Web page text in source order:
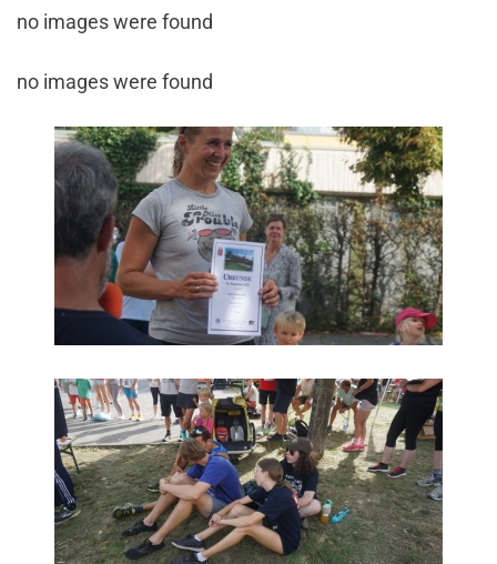
no images were found
no images were found